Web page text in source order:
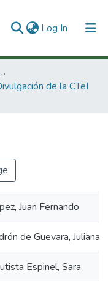
Log In (current)
y Tecnológica
de la CTeI
Juan Fernando
de Guevara, Juliana
Espinel, Sara